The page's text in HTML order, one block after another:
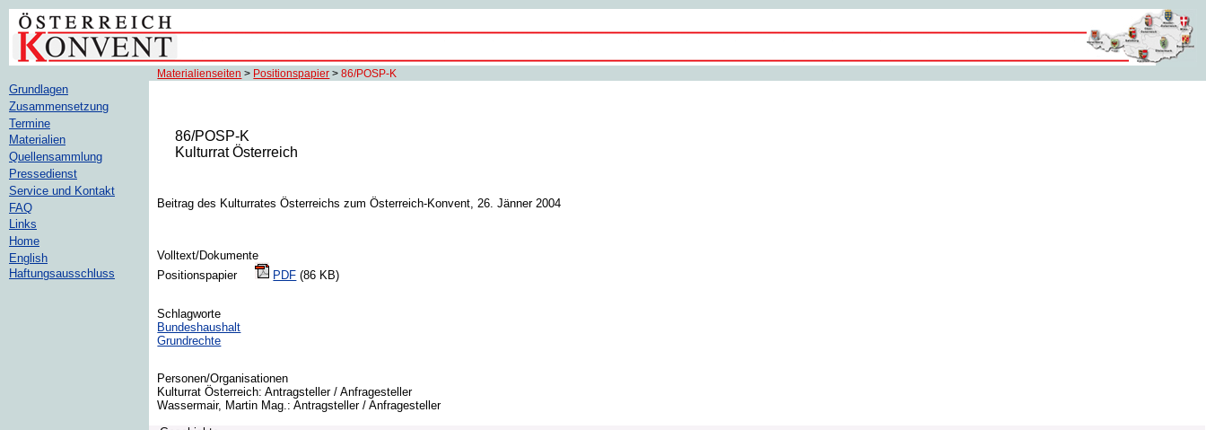
Materialienseiten > Positionspapier >86/POSP-K
86/POSP-K
Kulturrat Österreich
Beitrag des Kulturrates Österreichs zum Österreich-Konvent, 26. Jänner 2004
Volltext/Dokumente
Positionspapier
PDF (86 KB)
Schlagworte
Bundeshaushalt
Grundrechte
Personen/Organisationen
Kulturrat Österreich: Antragsteller / Anfragesteller
Wassermair, Martin Mag.: Antragsteller / Anfragesteller
Grundlagen
Zusammensetzung
Termine
Materialien
Quellensammlung
Pressedienst
Service und Kontakt
FAQ
Links
Home
English
Haftungsausschluss